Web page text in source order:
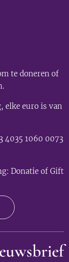
te doneren of
elke euro is van
4035 1060 0073
Donatie of Gift